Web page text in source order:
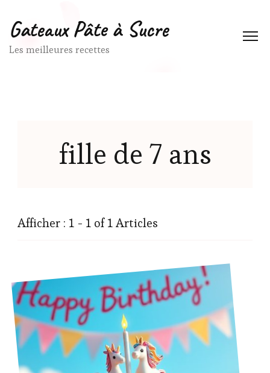
Gateaux Pâte à Sucre
Les meilleures recettes
fille de 7 ans
Afficher : 1 - 1 of 1 Articles